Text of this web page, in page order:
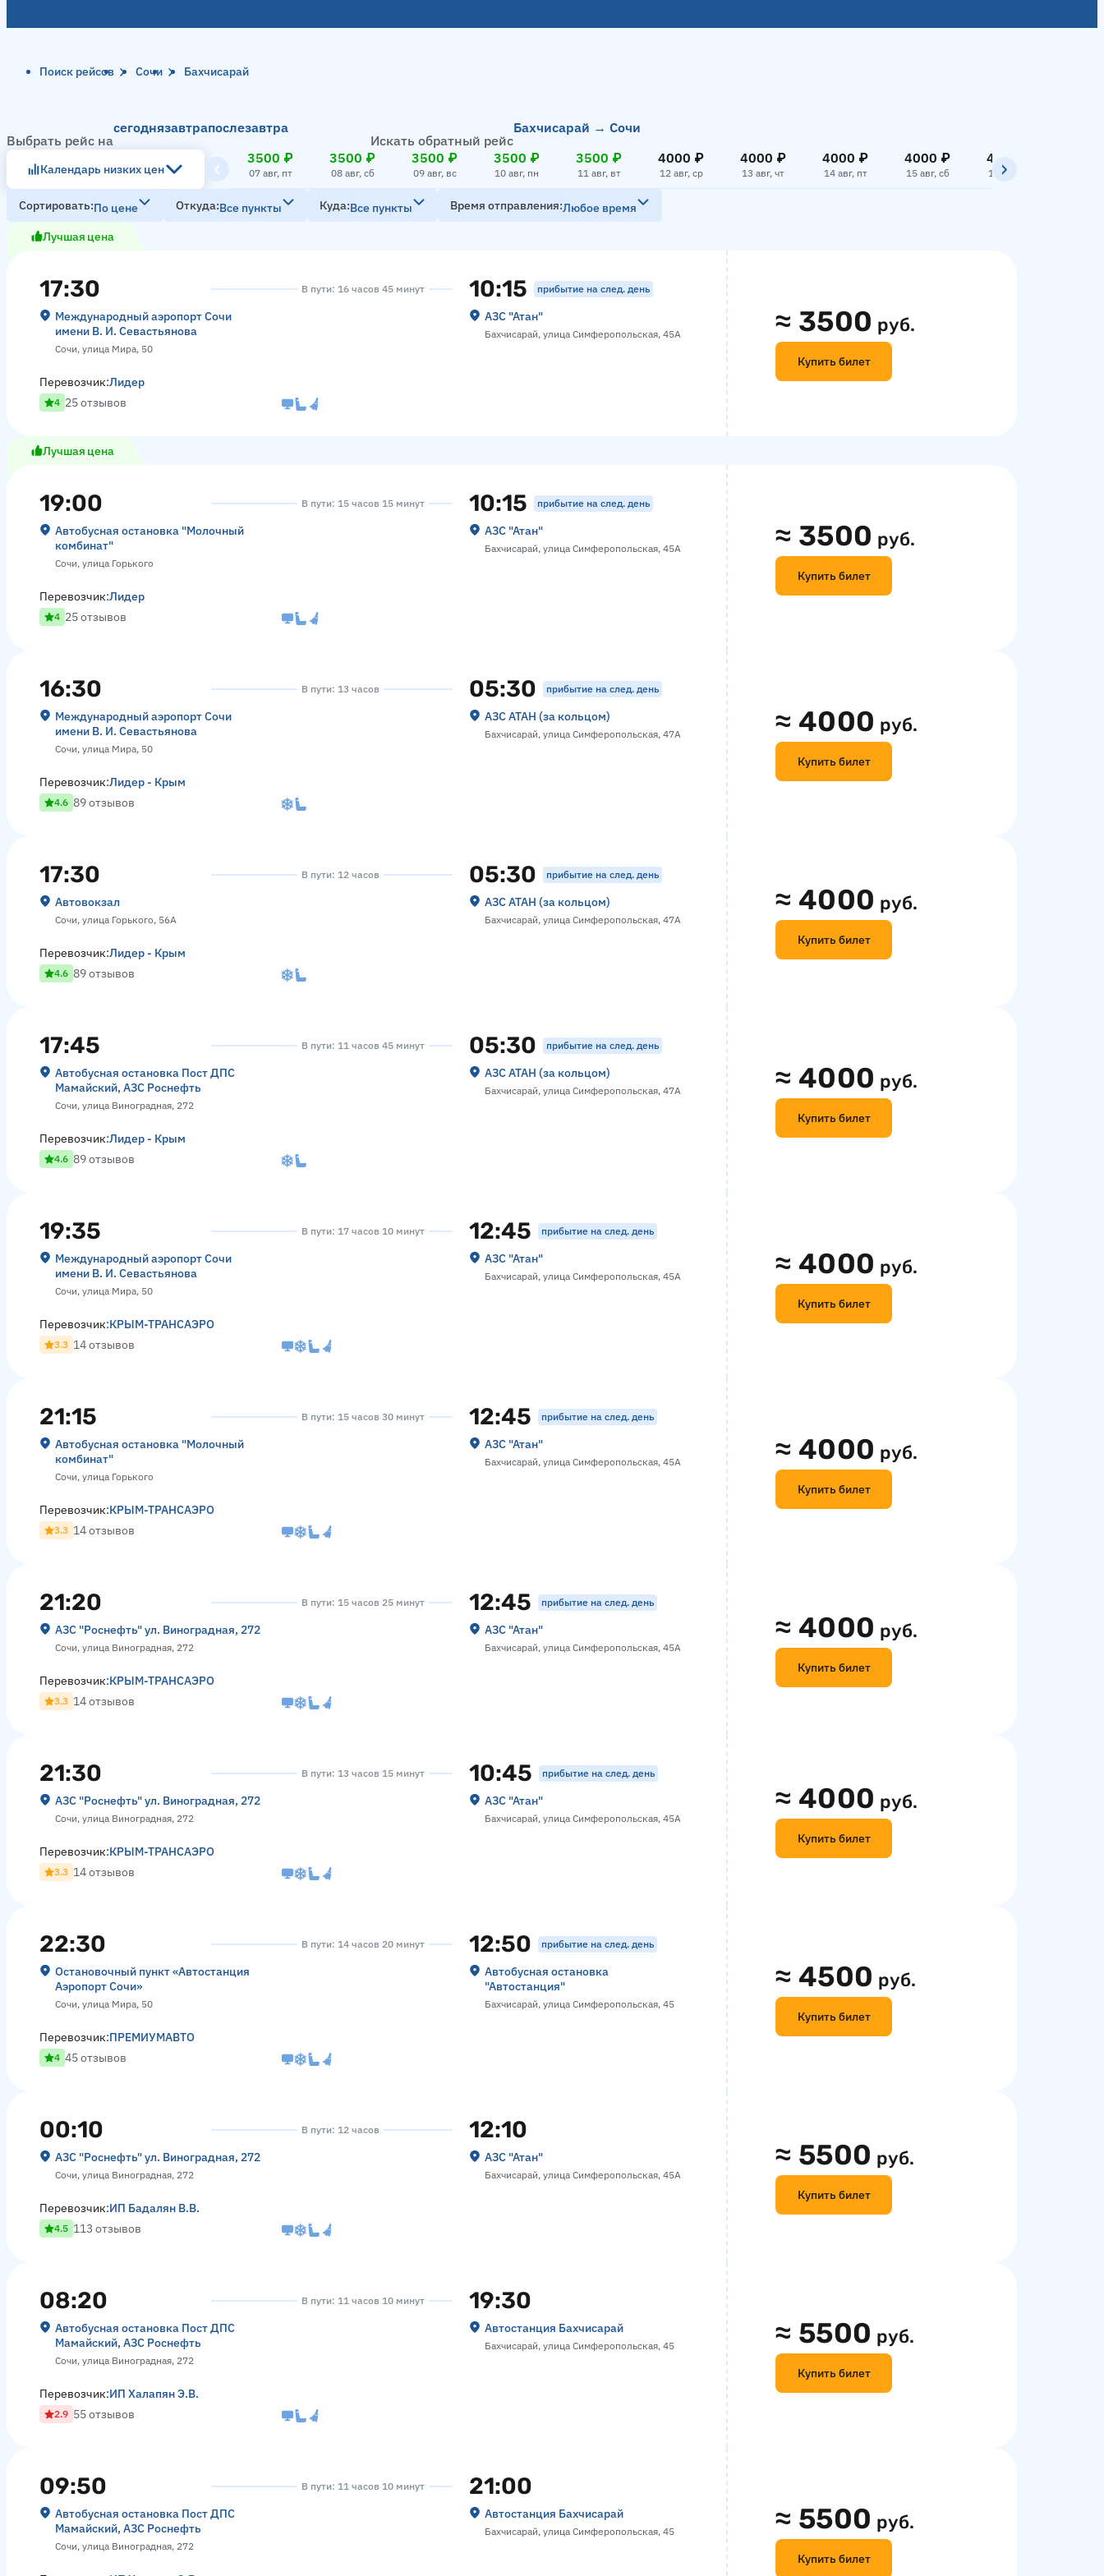
Поиск рейсов Сочи Бахчисарай
Выбрать рейс на
сегоднязавтрапослезавтра
Искать обратный рейс
Бахчисарай → Сочи
Календарь низких цен
3500 ₽
07 авг, пт
3500 ₽
08 авг, сб
3500 ₽
09 авг, вс
3500 ₽
10 авг, пн
3500 ₽
11 авг, вт
4000 ₽
12 авг, ср
4000 ₽
13 авг, чт
4000 ₽
14 авг, пт
4000 ₽
15 авг, сб
4000 ₽
16 авг, вс
Сортировать По цене Откуда Все пункты Куда Все пункты Время отправления Любое время
Лучшая цена
17:30
Международный аэропорт Сочи
имени В. И. Севастьянова
Сочи, улица Мира, 50
В пути: 16 часов 45 минут 10:15 прибытие на след. день
АЗС "Атан"
Бахчисарай, улица Симферопольская, 45А ≈ 3500 руб.
Купить билет
Перевозчик:Лидер
4 25 отзывов
Лучшая цена
19:00
Автобусная остановка "Молочный
комбинат"
Сочи, улица Горького
В пути: 15 часов 15 минут 10:15 прибытие на след. день
АЗС "Атан"
Бахчисарай, улица Симферопольская, 45А ≈ 3500 руб.
Купить билет
Перевозчик:Лидер
4 25 отзывов
16:30
Международный аэропорт Сочи
имени В. И. Севастьянова
Сочи, улица Мира, 50
В пути: 13 часов 05:30 прибытие на след. день
АЗС АТАН (за кольцом)
Бахчисарай, улица Симферопольская, 47А ≈ 4000 руб.
Купить билет
Перевозчик:Лидер - Крым
4.6 89 отзывов
17:30
Автовокзал
Сочи, улица Горького, 56А
В пути: 12 часов 05:30 прибытие на след. день
АЗС АТАН (за кольцом)
Бахчисарай, улица Симферопольская, 47А
≈ 4000 руб.
Купить билет
Перевозчик:Лидер - Крым
4.6 89 отзывов
17:45
Автобусная остановка Пост ДПС
Мамайский, АЗС Роснефть
Сочи, улица Виноградная, 272
В пути: 11 часов 45 минут 05:30 прибытие на след. день
АЗС АТАН (за кольцом)
Бахчисарай, улица Симферопольская, 47А ≈ 4000 руб.
Купить билет
Перевозчик:Лидер - Крым
4.6 89 отзывов
19:35
Международный аэропорт Сочи
имени В. И. Севастьянова
Сочи, улица Мира, 50
В пути: 17 часов 10 минут 12:45 прибытие на след. день
АЗС "Атан"
Бахчисарай, улица Симферопольская, 45А ≈ 4000 руб.
Купить билет
Перевозчик:КРЫМ-ТРАНСАЭРО
3.3 14 отзывов
21:15
Автобусная остановка "Молочный
комбинат"
Сочи, улица Горького
В пути: 15 часов 30 минут 12:45 прибытие на след. день
АЗС "Атан"
Бахчисарай, улица Симферопольская, 45А ≈ 4000 руб.
Купить билет
Перевозчик:КРЫМ-ТРАНСАЭРО
3.3 14 отзывов
21:20
АЗС "Роснефть" ул. Виноградная, 272
Сочи, улица Виноградная, 272
В пути: 15 часов 25 минут 12:45 прибытие на след. день
АЗС "Атан"
Бахчисарай, улица Симферопольская, 45А
≈ 4000 руб.
Купить билет
Перевозчик:КРЫМ-ТРАНСАЭРО
3.3 14 отзывов
21:30
АЗС "Роснефть" ул. Виноградная, 272
Сочи, улица Виноградная, 272
В пути: 13 часов 15 минут 10:45 прибытие на след. день
АЗС "Атан"
Бахчисарай, улица Симферопольская, 45А
≈ 4000 руб.
Купить билет
Перевозчик:КРЫМ-ТРАНСАЭРО
3.3 14 отзывов
22:30
Остановочный пункт «Автостанция
Аэропорт Сочи»
Сочи, улица Мира, 50
В пути: 14 часов 20 минут 12:50 прибытие на след. день
Автобусная остановка
"Автостанция"
Бахчисарай, улица Симферопольская, 45
≈ 4500 руб.
Купить билет
Перевозчик:ПРЕМИУМАВТО
4 45 отзывов
00:10
АЗС "Роснефть" ул. Виноградная, 272
Сочи, улица Виноградная, 272
В пути: 12 часов 12:10
АЗС "Атан"
Бахчисарай, улица Симферопольская, 45А
≈ 5500 руб.
Купить билет
Перевозчик:ИП Бадалян В.В.
4.5 113 отзывов
08:20
Автобусная остановка Пост ДПС
Мамайский, АЗС Роснефть
Сочи, улица Виноградная, 272
В пути: 11 часов 10 минут 19:30
Автостанция Бахчисарай
Бахчисарай, улица Симферопольская, 45 ≈ 5500 руб.
Купить билет
Перевозчик:ИП Халапян Э.В.
2.9 55 отзывов
09:50
Автобусная остановка Пост ДПС
Мамайский, АЗС Роснефть
Сочи, улица Виноградная, 272
В пути: 11 часов 10 минут 21:00
Автостанция Бахчисарай
Бахчисарай, улица Симферопольская, 45 ≈ 5500 руб.
Купить билет